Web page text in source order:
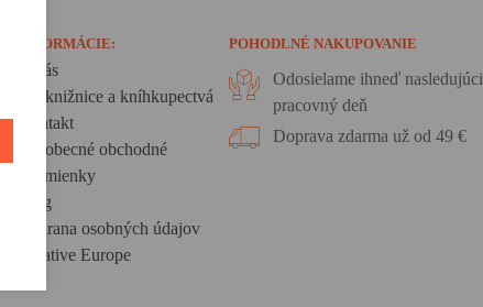
INFORMÁCIE:
O nás
Pre knižnice a kníhkupectvá
Kontakt
Všeobecné obchodné
podmienky
Blog
Ochrana osobných údajov
Creative Europe
POHODLNÉ NAKUPOVANIE
Odosielame ihneď nasledujúci
pracovný deň
Doprava zdarma už od 49 €